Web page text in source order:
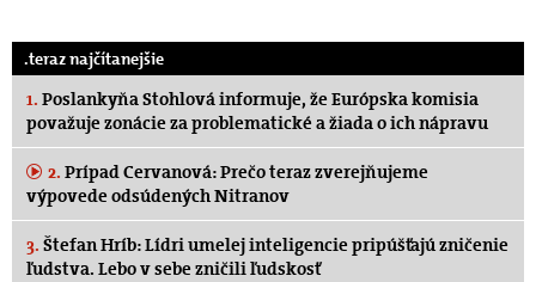
.teraz najčítanejšie
1. Poslankyňa Stohlová informuje, že Európska komisia
považuje zonácie za problematické a žiada o ich nápravu
2. Prípad Cervanová: Prečo teraz zverejňujeme
výpovede odsúdených Nitranov
3. Štefan Hríb: Lídri umelej inteligencie pripúšťajú zničenie
ľudstva. Lebo v sebe zničili ľudskosť